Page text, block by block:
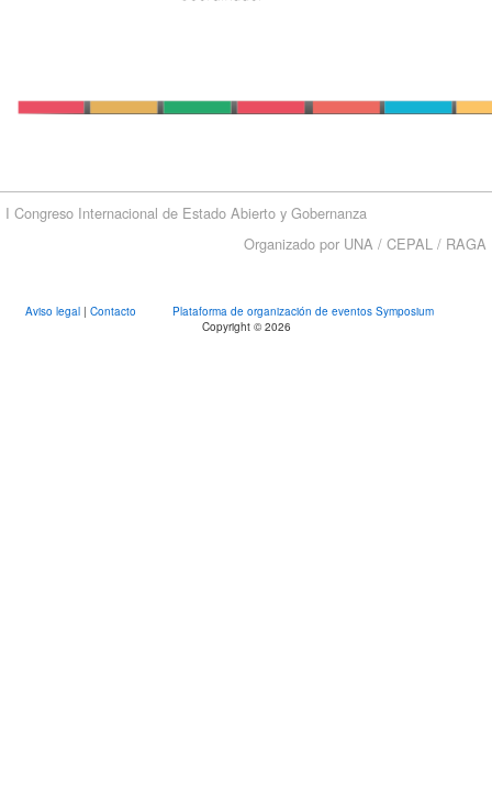
I Congreso Internacional de Estado Abierto y Gobernanza
Organizado por UNA / CEPAL / RAGA
Aviso legal | Contacto
Plataforma de organización de eventos Symposium
Copyright © 2026